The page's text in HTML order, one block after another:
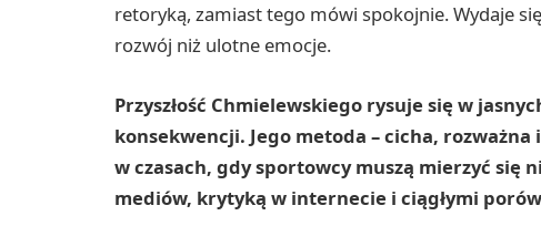
retoryką, zamiast tego mówi spokojnie. Wydaje
rozwój niż ulotne emocje.
Przyszłość Chmielewskiego rysuje się w
konsekwencji. Jego metoda – cicha,
w czasach, gdy sportowcy muszą mierzyć się
mediów, krytyką w internecie i ciągłymi